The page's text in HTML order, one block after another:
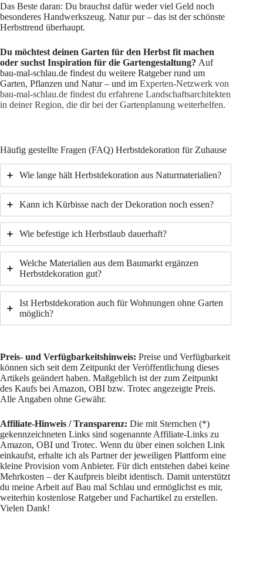
Das Beste daran: Du brauchst dafür weder viel Geld noch
besonderes Handwerkszeug. Natur pur – das ist der schönste
Herbsttrend überhaupt.
Du möchtest deinen Garten für den Herbst fit machen
oder suchst Inspiration für die Gartengestaltung? Auf
bau-mal-schlau.de findest du weitere Ratgeber rund um
Garten, Pflanzen und Natur – und im Experten-Netzwerk von
bau-mal-schlau.de findest du erfahrene Landschaftsarchitekten
in deiner Region, die dir bei der Gartenplanung weiterhelfen.
Häufig gestellte Fragen (FAQ) Herbstdekoration für Zuhause
Wie lange hält Herbstdekoration aus Naturmaterialien?
Kann ich Kürbisse nach der Dekoration noch essen?
Wie befestige ich Herbstlaub dauerhaft?
Welche Materialien aus dem Baumarkt ergänzen
Herbstdekoration gut?
Ist Herbstdekoration auch für Wohnungen ohne Garten
möglich?
Preis- und Verfügbarkeitshinweis: Preise und Verfügbarkeit
können sich seit dem Zeitpunkt der Veröffentlichung dieses
Artikels geändert haben. Maßgeblich ist der zum Zeitpunkt
des Kaufs bei Amazon, OBI bzw. Trotec angezeigte Preis.
Alle Angaben ohne Gewähr.
Affiliate-Hinweis / Transparenz: Die mit Sternchen (*)
gekennzeichneten Links sind sogenannte Affiliate-Links zu
Amazon, OBI und Trotec. Wenn du über einen solchen Link
einkaufst, erhalte ich als Partner der jeweiligen Plattform eine
kleine Provision vom Anbieter. Für dich entstehen dabei keine
Mehrkosten – der Kaufpreis bleibt identisch. Damit unterstützt
du meine Arbeit auf Bau mal Schlau und ermöglichst es mir,
weiterhin kostenlose Ratgeber und Fachartikel zu erstellen.
Vielen Dank!